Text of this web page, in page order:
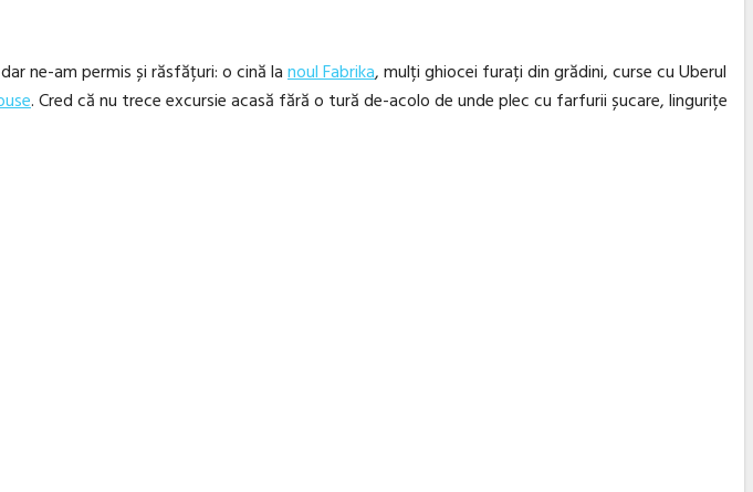
ne-am permis și răsfățuri: o cină lanoul Fabrika, mulți ghiocei furați din grădini, curse cu Uberul
. Cred că nu trece excursie acasă fără o tură de-acolo de unde plec cu farfurii șucare, lingurițe